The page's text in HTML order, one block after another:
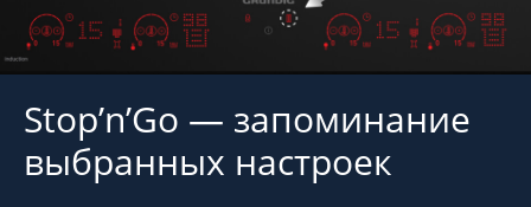
Stop’n’Go — запоминание
выбранных настроек